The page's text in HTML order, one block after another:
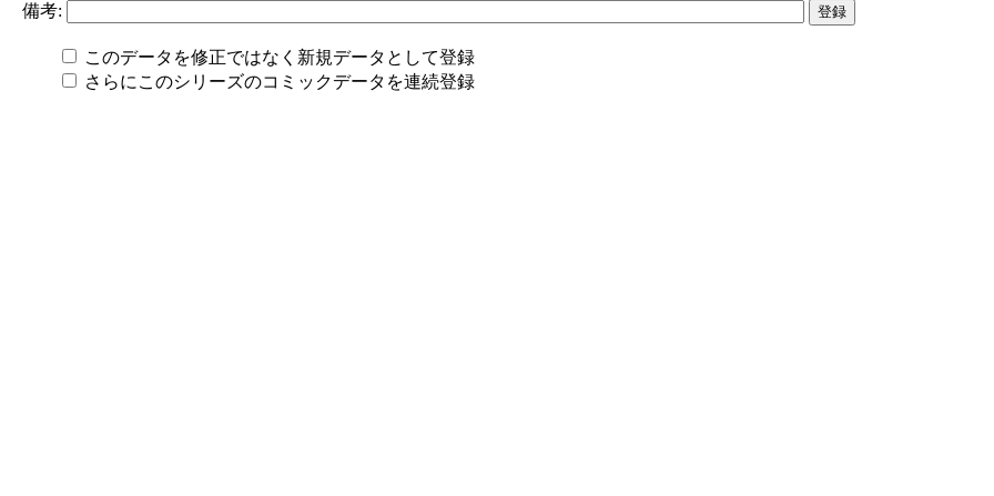
備考:
このデータを修正ではなく新規データとして登録
さらにこのシリーズのコミックデータを連続登録